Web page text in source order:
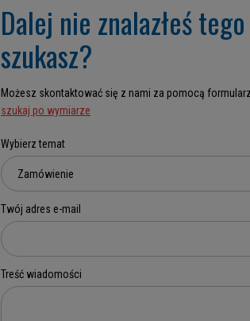
Dalej nie znalazłeś
szukasz?
Możesz skontaktować się z nami za pomocą
szukaj po wymiarze